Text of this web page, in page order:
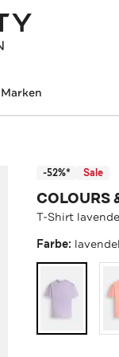
Marken
-52%* Sale
COLOURS
T-Shirt
Farbe: